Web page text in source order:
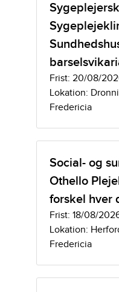
Frist: 20/08/
Lokation:
Fredericia
Social- og
Othello
forskel hver
Frist: 18/08/
Lokation:
Fredericia